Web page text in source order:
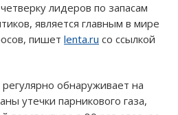
лидеров по запасам
является главным в мире
пишет lenta.ru со ссылкой
обнаруживает на
утечки парникового газа,